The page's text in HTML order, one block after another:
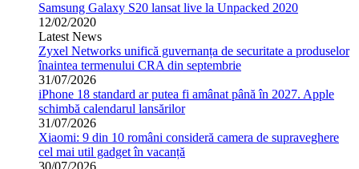
Samsung Galaxy S20 lansat live la Unpacked 2020
12/02/2020
Latest News
Zyxel Networks unifică guvernanța de securitate a produselor
înaintea termenului CRA din septembrie
31/07/2026
iPhone 18 standard ar putea fi amânat până în 2027. Apple
schimbă calendarul lansărilor
31/07/2026
Xiaomi: 9 din 10 români consideră camera de supraveghere
cel mai util gadget în vacanță
30/07/2026